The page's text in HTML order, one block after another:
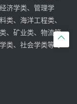

济学类、管理学
类、海洋工程类、
、矿业类、物流管
类、社会学类等专